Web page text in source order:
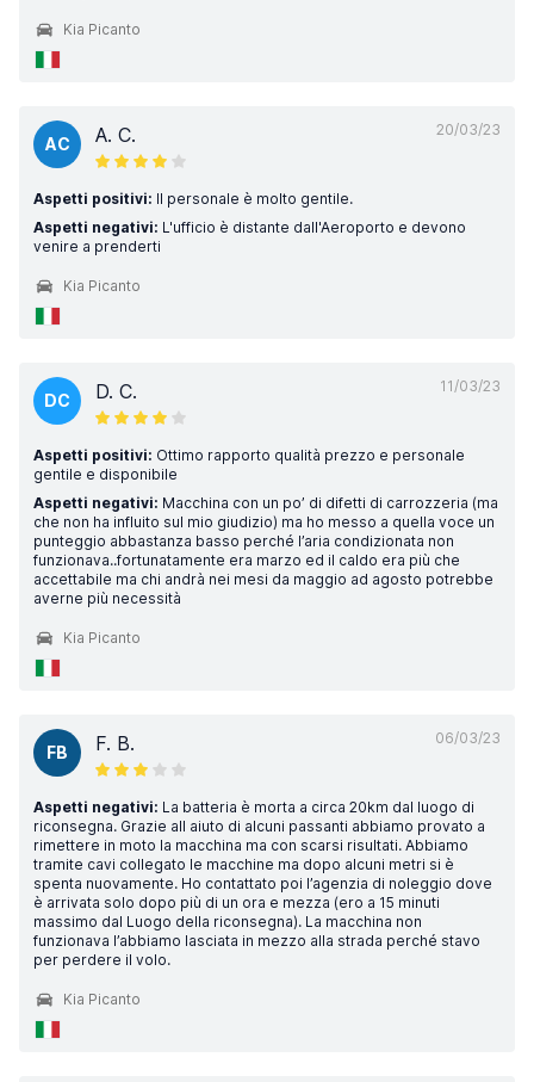
Kia Picanto
20/03/23
AC A. C.
Aspetti positivi: Il personale è molto gentile.
Aspetti negativi: L'ufficio è distante dall'Aeroporto e devono
venire a prenderti
Kia Picanto
11/03/23
DC D. C.
Aspetti positivi: Ottimo rapporto qualità prezzo e personale
gentile e disponibile
Aspetti negativi: Macchina con un po’ di difetti di carrozzeria (ma
che non ha influito sul mio giudizio) ma ho messo a quella voce un
punteggio abbastanza basso perché l’aria condizionata non
funzionava..fortunatamente era marzo ed il caldo era più che
accettabile ma chi andrà nei mesi da maggio ad agosto potrebbe
averne più necessità
Kia Picanto
06/03/23
FB F. B.
Aspetti negativi: La batteria è morta a circa 20km dal luogo di
riconsegna. Grazie all aiuto di alcuni passanti abbiamo provato a
rimettere in moto la macchina ma con scarsi risultati. Abbiamo
tramite cavi collegato le macchine ma dopo alcuni metri si è
spenta nuovamente. Ho contattato poi l’agenzia di noleggio dove
è arrivata solo dopo più di un ora e mezza (ero a 15 minuti
massimo dal Luogo della riconsegna). La macchina non
funzionava l’abbiamo lasciata in mezzo alla strada perché stavo
per perdere il volo.
Kia Picanto